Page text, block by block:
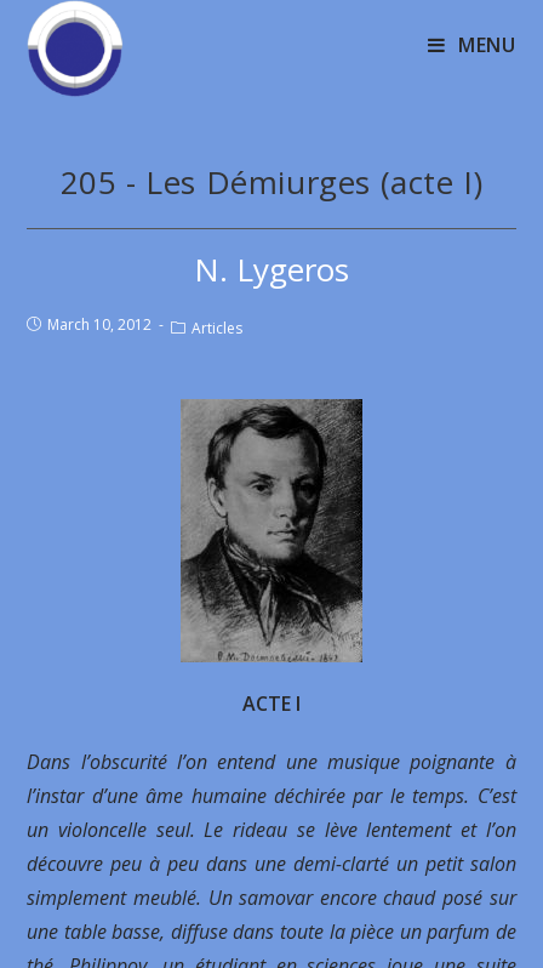
MENU
205 - Les Démiurges (acte I)
N. Lygeros
March 10, 2012 Articles
ACTE I
Dans l’obscurité l’on entend une musique poignante à
l’instar d’une âme humaine déchirée par le temps. C’est
un violoncelle seul. Le rideau se lève lentement et l’on
découvre peu à peu dans une demi-clarté un petit salon
simplement meublé. Un samovar encore chaud posé sur
une table basse, diffuse dans toute la pièce un parfum de